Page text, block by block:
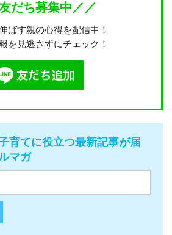
だち募集中／／
ばす親の心得を配信中！
を見逃さずにチェック！
育てに役立つ最新記事が届
マガ